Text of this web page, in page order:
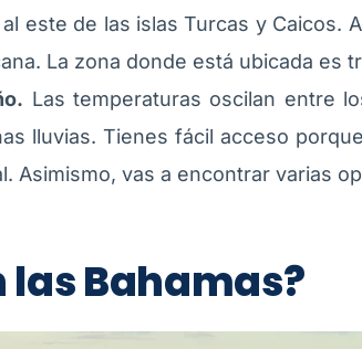
este de las islas Turcas y Caicos.
La zona donde está ubicada es
Las temperaturas oscilan entre
lluvias. Tienes fácil acceso
Asimismo, vas a encontrar varias
las Bahamas?